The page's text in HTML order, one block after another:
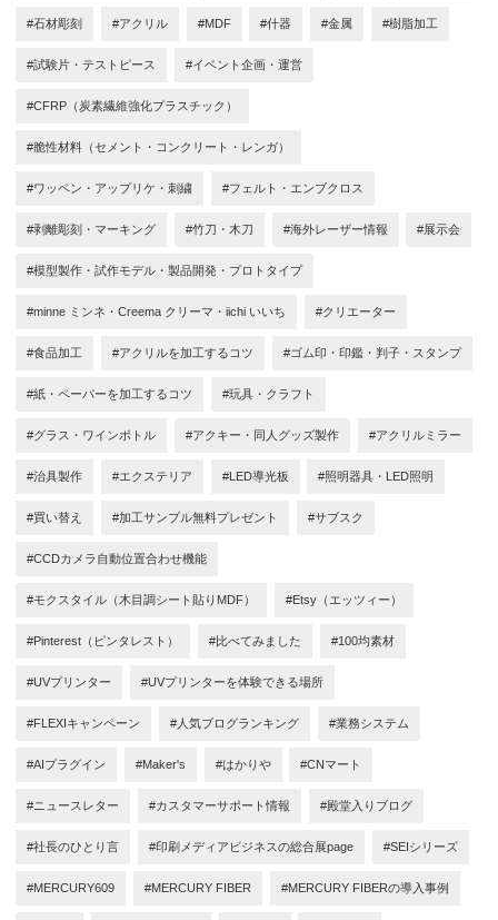
#石材彫刻 #アクリル #MDF #什器 #金属 #樹脂加工
#試験片・テストピース #イベント企画・運営
#CFRP（炭素繊維強化プラスチック）
#脆性材料（セメント・コンクリート・レンガ）
#ワッペン・アップリケ・刺繍 #フェルト・エンブクロス
#剥離彫刻・マーキング #竹刀・木刀 #海外レーザー情報 #展示会
#模型製作・試作モデル・製品開発・プロトタイプ
#minne ミンネ・Creema クリーマ・iichi いいち #クリエーター
#食品加工 #アクリルを加工するコツ #ゴム印・印鑑・判子・スタンプ
#紙・ペーパーを加工するコツ #玩具・クラフト
#グラス・ワインボトル #アクキー・同人グッズ製作 #アクリルミラー
#治具製作 #エクステリア #LED導光板 #照明器具・LED照明
#買い替え #加工サンプル無料プレゼント #サブスク
#CCDカメラ自動位置合わせ機能
#モクスタイル（木目調シート貼りMDF） #Etsy（エッツィー）
#Pinterest（ピンタレスト） #比べてみました #100均素材
#UVプリンター #UVプリンターを体験できる場所
#FLEXIキャンペーン #人気ブログランキング #業務システム
#AIプラグイン #Maker's #はかりや #CNマート
#ニュースレター #カスタマーサポート情報 #殿堂入りブログ
#社長のひとり言 #印刷メディアビジネスの総合展page #SEIシリーズ
#MERCURY609 #MERCURY FIBER #MERCURY FIBERの導入事例